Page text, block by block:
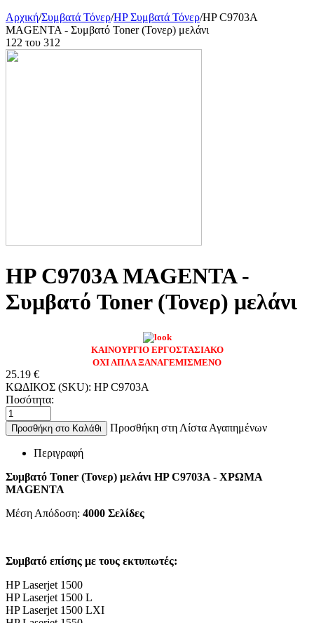
Αρχική/Συμβατά Τόνερ/HP Συμβατά Τόνερ/HP C9703A
MAGENTA - Συμβατό Toner (Τονερ) μελάνι
122 του 312
HP C9703A MAGENTA -
Συμβατό Toner (Τονερ) μελάνι
ΚΑΙΝΟΥΡΓΙΟ ΕΡΓΟΣΤΑΣΙΑΚΟ
ΟΧΙ ΑΠΛΑ ΞΑΝΑΓΕΜΙΣΜΕΝΟ
25.19 €
ΚΩΔΙΚΟΣ (SKU): HP C9703A
Ποσότητα:
Προσθήκη στο Καλάθι Προσθήκη στη Λίστα Αγαπημένων
Περιγραφή
Συμβατό Toner (Τονερ) μελάνι HP C9703A - ΧΡΩΜΑ
MAGENTA
Μέση Απόδοση: 4000 Σελίδες
Συμβατό επίσης με τους εκτυπωτές:
HP Laserjet 1500
HP Laserjet 1500 L
HP Laserjet 1500 LXI